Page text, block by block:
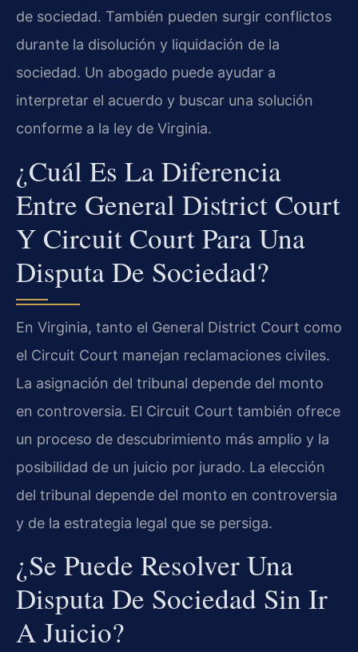
de sociedad. También pueden surgir conflictos
durante la disolución y liquidación de la
sociedad. Un abogado puede ayudar a
interpretar el acuerdo y buscar una solución
conforme a la ley de Virginia.
¿Cuál Es La Diferencia
Entre General District Court
Y Circuit Court Para Una
Disputa De Sociedad?
En Virginia, tanto el General District Court como
el Circuit Court manejan reclamaciones civiles.
La asignación del tribunal depende del monto
en controversia. El Circuit Court también ofrece
un proceso de descubrimiento más amplio y la
posibilidad de un juicio por jurado. La elección
del tribunal depende del monto en controversia
y de la estrategia legal que se persiga.
¿Se Puede Resolver Una
Disputa De Sociedad Sin Ir
A Juicio?